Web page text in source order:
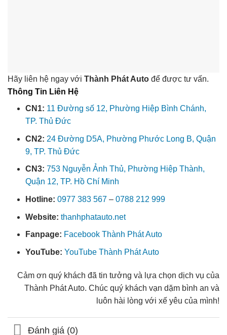
Hãy liên hệ ngay với Thành Phát Auto để được tư vấn.
Thông Tin Liên Hệ
CN1: 11 Đường số 12, Phường Hiệp Bình Chánh,
TP. Thủ Đức
CN2: 24 Đường D5A, Phường Phước Long B, Quận
9, TP. Thủ Đức
CN3: 753 Nguyễn Ảnh Thủ, Phường Hiệp Thành,
Quận 12, TP. Hồ Chí Minh
Hotline: 0977 383 567 – 0788 212 999
Website: thanhphatauto.net
Fanpage: Facebook Thành Phát Auto
YouTube: YouTube Thành Phát Auto
Cảm ơn quý khách đã tin tưởng và lựa chọn dịch vụ của
Thành Phát Auto. Chúc quý khách vạn dặm bình an và
luôn hài lòng với xế yêu của mình!
Đánh giá (0)